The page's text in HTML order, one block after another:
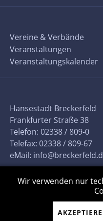
Vereine & Verbände
Veranstaltungen
Veranstaltungskalender
Hansestadt Breckerfeld
Frankfurter Straße 38
Telefon: 02338 / 809-0
Telefax: 02338 / 809-67
eMail:
Wir verwenden nur